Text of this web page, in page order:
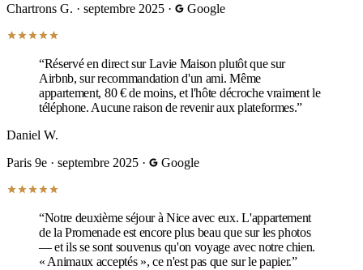
Chartrons G. · septembre 2025 · Google
“Réservé en direct sur Lavie Maison plutôt que sur
Airbnb, sur recommandation d'un ami. Même
appartement, 80 € de moins, et l'hôte décroche vraiment le
téléphone. Aucune raison de revenir aux plateformes.”
Daniel W.
Paris 9e · septembre 2025 · Google
“Notre deuxième séjour à Nice avec eux. L'appartement
de la Promenade est encore plus beau que sur les photos
— et ils se sont souvenus qu'on voyage avec notre chien.
« Animaux acceptés », ce n'est pas que sur le papier.”